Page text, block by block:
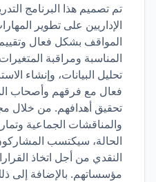
تم تصميم هذا البرنامج
الإداريين على تطوير
المواقف بشكل فعال
المناسبة ومراقبة
تحليل البيانات، وإنشاء
فعال مع فرقهم وأصحاب
تحقيق أهدافهم. من خلال
والمناقشات الجماعية
الحالة، سيكتسب
النقدي من أجل اتخاذ
مؤسساتهم. بالإضافة إلى